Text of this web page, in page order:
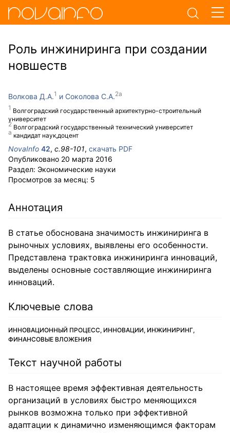
Роль инжиниринга при создании
новшеств
Волкова Д.А.
Волгоградский государственный архитектурно-строительный
университет
Соколова С.А.
Волгоградский государственный технический университет
кандидат наук,доцент
NovaInfo 42, с.98-101, скачать PDF
Опубликовано 20 марта 2016
Раздел: Экономические науки
Просмотров за месяц: 5
Аннотация
В статье обоснована значимость инжиниринга в
рыночных условиях, выявлены его особенности.
Представлена трактовка инжиниринга инноваций,
выделены основные составляющие инжиниринга
инноваций.
Ключевые слова
ИННОВАЦИОННЫЙ ПРОЦЕСС, ИННОВАЦИИ, ИНЖИНИРИНГ,
ФИНАНСОВЫЕ ВЛОЖЕНИЯ
Текст научной работы
В настоящее время эффективная деятельность
организаций в условиях быстро меняющихся
рынков возможна только при эффективной
адаптации к динамично изменяющимся факторам